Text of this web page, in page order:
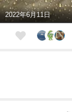
2022年6月11日